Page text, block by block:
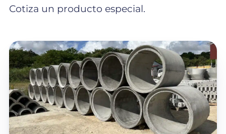
Cotiza un producto especial.